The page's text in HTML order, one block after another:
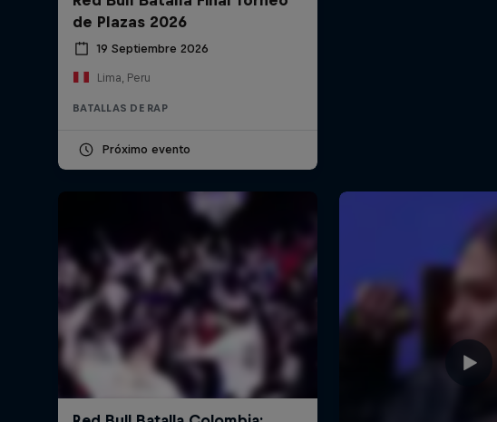
de Plazas 2026
19 Septiembre 2026
Lima, Peru
BATALLAS DE RAP
Próximo evento